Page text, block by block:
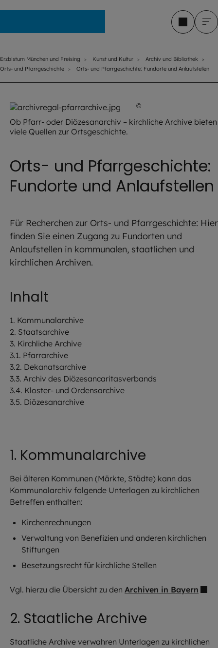
Erzbistum München und Freising Kunst und Kultur
Archiv und Bibliothek
Orts- und Pfarrgeschichte
Orts- und Pfarrgeschichte: Fundorte und Anlaufstellen
©
Ob Pfarr- oder Diözesanarchiv – kirchliche Archive bieten
viele Quellen zur Ortsgeschichte.
Orts- und Pfarrgeschichte:
Fundorte und Anlaufstellen
Für Recherchen zur Orts- und Pfarrgeschichte: Hier
finden Sie einen Zugang zu Fundorten und
Anlaufstellen in kommunalen, staatlichen und
kirchlichen Archiven.
Inhalt
1. Kommunalarchive
2. Staatsarchive
3. Kirchliche Archive
3.1. Pfarrarchive
3.2. Dekanatsarchive
3.3. Archiv des Diözesancaritasverbands
3.4. Kloster- und Ordensarchive
3.5. Diözesanarchive
1. Kommunalarchive
Bei älteren Kommunen (Märkte, Städte) kann das
Kommunalarchiv folgende Unterlagen zu kirchlichen
Betreffen enthalten:
Kirchenrechnungen
Verwaltung von Benefizien und anderen kirchlichen
Stiftungen
Besetzungsrecht für kirchliche Stellen
Vgl. hierzu die Übersicht zu den Archiven in Bayern
2. Staatliche Archive
Staatliche Archive verwahren Unterlagen zu kirchlichen